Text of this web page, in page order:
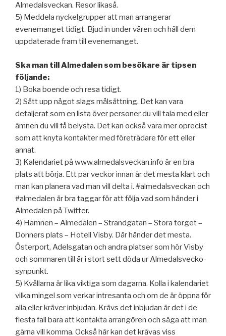
Almedalsveckan. Resor likaså.
5) Meddela nyckelgrupper att man arrangerar
evenemanget tidigt. Bjud in under våren och håll dem
uppdaterade fram till evenemanget.
Ska man till Almedalen som besökare är tipsen
följande:
1) Boka boende och resa tidigt.
2) Sätt upp något slags målsättning. Det kan vara
detaljerat som en lista över personer du vill tala med eller
ämnen du vill få belysta. Det kan också vara mer oprecist
som att knyta kontakter med företrädare för ett eller
annat.
3) Kalendariet på www.almedalsveckan.info är en bra
plats att börja. Ett par veckor innan är det mesta klart och
man kan planera vad man vill delta i. #almedalsveckan och
#almedalen är bra taggar för att följa vad som händer i
Almedalen på Twitter.
4) Hamnen – Almedalen – Strandgatan – Stora torget –
Donners plats – Hotell Visby. Där händer det mesta.
Österport, Adelsgatan och andra platser som hör Visby
och sommaren till är i stort sett döda ur Almedalsvecko-
synpunkt.
5) Kvällarna är lika viktiga som dagarna. Kolla i kalendariet
vilka mingel som verkar intresanta och om de är öppna för
alla eller kräver inbjudan. Krävs det inbjudan är det i de
flesta fall bara att kontakta arrangören och säga att man
gärna vill komma. Också här kan det krävas viss